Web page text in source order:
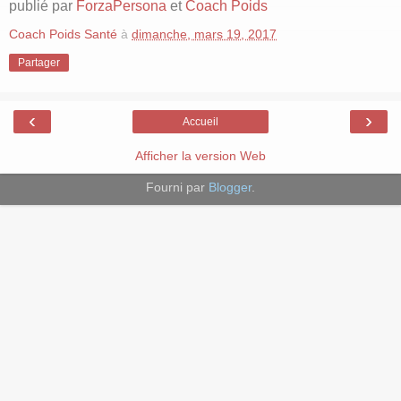
publié par ForzaPersona etCoach Poids
Coach Poids Santé à dimanche, mars 19, 2017
Partager
‹ ›
Accueil
Afficher la version Web
Fourni par Blogger.